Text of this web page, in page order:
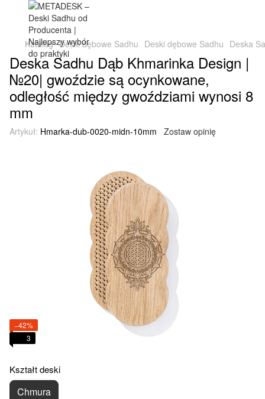
Katalog Deski dębowe Sadhu Deski dębowe Sadhu Deska
Deska Sadhu Dąb Khmarinka Design |
№20| gwoździe są ocynkowane,
odległość między gwoździami wynosi 8
mm
Artykuł: Hmarka-dub-0020-midn-10mm Zostaw opinię
−42%
3
Kształt deski
Chmura